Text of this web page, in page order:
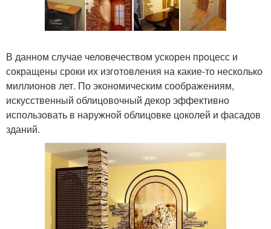
В данном случае человечеством ускорен процесс и
сокращены сроки их изготовления на какие-то несколько
миллионов лет. По экономическим соображениям,
искусственный облицовочный декор эффективно
использовать в наружной облицовке цоколей и фасадов
зданий.